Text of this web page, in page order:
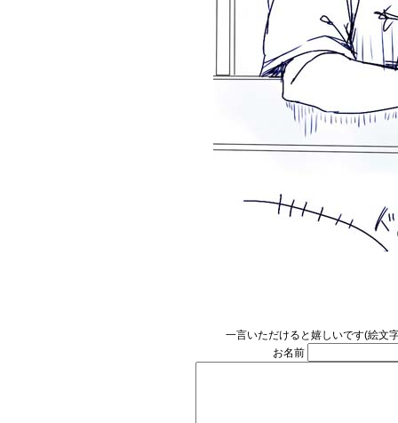
一言いただけると嬉しいです(絵文
お名前